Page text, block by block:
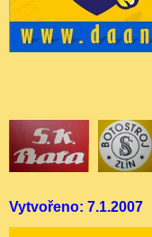
Vytvořeno: 7.1.2007